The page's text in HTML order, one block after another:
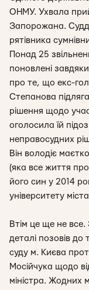
ОНМУ. Ухвала
Запорожана.
рятівника
Понад 25
поновлені
про те, що екс-
Степанова
рішення щодо
оголосила їй
неправосудних
Він володіє
(яка все життя
його син у 2014
університету
Втім це ще не все.
деталі позовів до
суду м. Києва
Мосійчука щодо
міністра. Жодних